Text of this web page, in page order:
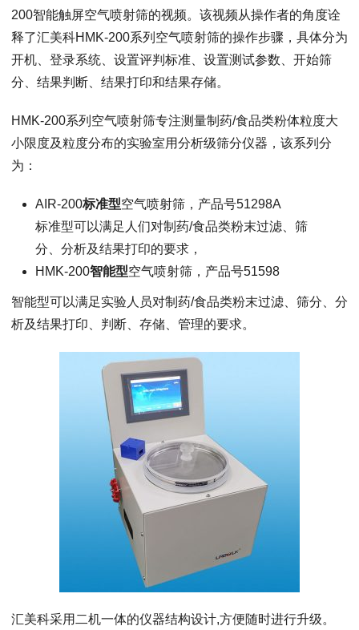
200智能触屏空气喷射筛的视频。该视频从操作者的角度诠
释了汇美科HMK-200系列空气喷射筛的操作步骤，具体分为
开机、登录系统、设置评判标准、设置测试参数、开始筛
分、结果判断、结果打印和结果存储。
HMK-200系列空气喷射筛专注测量制药/食品类粉体粒度大
小限度及粒度分布的实验室用分析级筛分仪器，该系列分
为：
AIR-200标准型空气喷射筛，产品号51298A
标准型可以满足人们对制药/食品类粉末过滤、筛
分、分析及结果打印的要求，
HMK-200智能型空气喷射筛，产品号51598
智能型可以满足实验人员对制药/食品类粉末过滤、筛分、分
析及结果打印、判断、存储、管理的要求。
汇美科采用二机一体的仪器结构设计,方便随时进行升级。